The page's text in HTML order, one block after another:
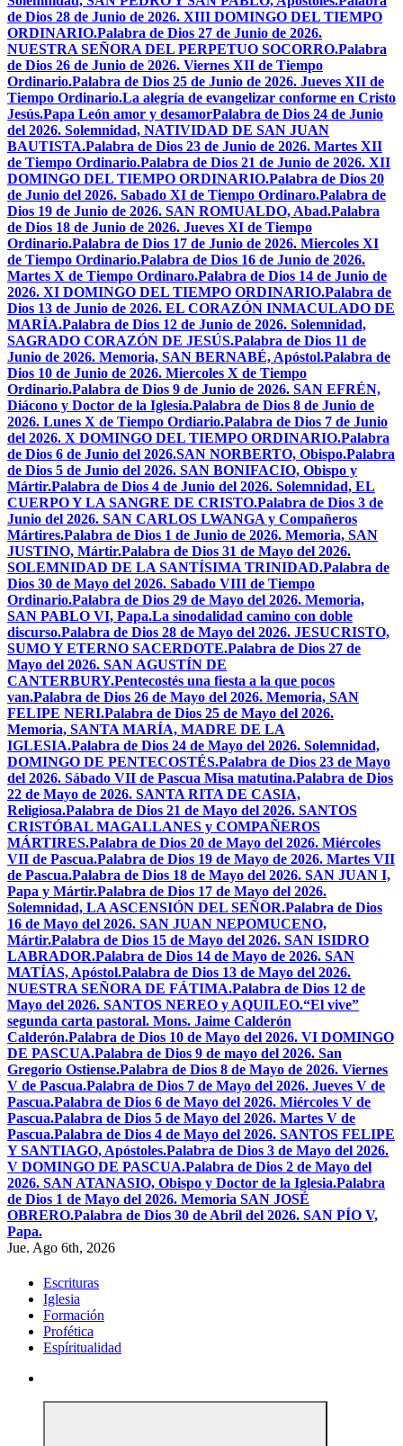
de Dios 28 de Junio de 2026. XIII DOMINGO DEL TIEMPO
ORDINARIO.Palabra de Dios 27 de Junio de 2026.
NUESTRA SEÑORA DEL PERPETUO SOCORRO.Palabra
de Dios 26 de Junio de 2026. Viernes XII de Tiempo
Ordinario.Palabra de Dios 25 de Junio de 2026. Jueves XII de
Tiempo Ordinario.La alegría de evangelizar conforme en Cristo
Jesús.Papa León amor y desamorPalabra de Dios 24 de Junio
del 2026. Solemnidad, NATIVIDAD DE SAN JUAN
BAUTISTA.Palabra de Dios 23 de Junio de 2026. Martes XII
de Tiempo Ordinario.Palabra de Dios 21 de Junio de 2026. XII
DOMINGO DEL TIEMPO ORDINARIO.Palabra de Dios 20
de Junio del 2026. Sabado XI de Tiempo Ordinaro.Palabra de
Dios 19 de Junio de 2026. SAN ROMUALDO, Abad.Palabra
de Dios 18 de Junio de 2026. Jueves XI de Tiempo
Ordinario.Palabra de Dios 17 de Junio de 2026. Miercoles XI
de Tiempo Ordinario.Palabra de Dios 16 de Junio de 2026.
Martes X de Tiempo Ordinaro.Palabra de Dios 14 de Junio de
2026. XI DOMINGO DEL TIEMPO ORDINARIO.Palabra de
Dios 13 de Junio de 2026. EL CORAZÓN INMACULADO DE
MARÍA.Palabra de Dios 12 de Junio de 2026. Solemnidad,
SAGRADO CORAZÓN DE JESÚS.Palabra de Dios 11 de
Junio de 2026. Memoria, SAN BERNABÉ, Apóstol.Palabra de
Dios 10 de Junio de 2026. Miercoles X de Tiempo
Ordinario.Palabra de Dios 9 de Junio de 2026. SAN EFRÉN,
Diácono y Doctor de la Iglesia.Palabra de Dios 8 de Junio de
2026. Lunes X de Tiempo Ordiario.Palabra de Dios 7 de Junio
del 2026. X DOMINGO DEL TIEMPO ORDINARIO.Palabra
de Dios 6 de Junio del 2026.SAN NORBERTO, Obispo.Palabra
de Dios 5 de Junio del 2026. SAN BONIFACIO, Obispo y
Mártir.Palabra de Dios 4 de Junio del 2026. Solemnidad, EL
CUERPO Y LA SANGRE DE CRISTO.Palabra de Dios 3 de
Junio del 2026. SAN CARLOS LWANGA y Compañeros
Mártires.Palabra de Dios 1 de Junio de 2026. Memoria, SAN
JUSTINO, Mártir.Palabra de Dios 31 de Mayo del 2026.
SOLEMNIDAD DE LA SANTÍSIMA TRINIDAD.Palabra de
Dios 30 de Mayo del 2026. Sabado VIII de Tiempo
Ordinario.Palabra de Dios 29 de Mayo del 2026. Memoria,
SAN PABLO VI, Papa.La sinodalidad camino con doble
discurso.Palabra de Dios 28 de Mayo del 2026. JESUCRISTO,
SUMO Y ETERNO SACERDOTE.Palabra de Dios 27 de
Mayo del 2026. SAN AGUSTÍN DE
CANTERBURY.Pentecostés una fiesta a la que pocos
van.Palabra de Dios 26 de Mayo del 2026. Memoria, SAN
FELIPE NERI.Palabra de Dios 25 de Mayo del 2026.
Memoria, SANTA MARÍA, MADRE DE LA
IGLESIA.Palabra de Dios 24 de Mayo del 2026. Solemnidad,
DOMINGO DE PENTECOSTÉS.Palabra de Dios 23 de Mayo
del 2026. Sábado VII de Pascua Misa matutina.Palabra de Dios
22 de Mayo de 2026. SANTA RITA DE CASIA,
Religiosa.Palabra de Dios 21 de Mayo del 2026. SANTOS
CRISTÓBAL MAGALLANES y COMPAÑEROS
MÁRTIRES.Palabra de Dios 20 de Mayo del 2026. Miércoles
VII de Pascua.Palabra de Dios 19 de Mayo de 2026. Martes VII
de Pascua.Palabra de Dios 18 de Mayo del 2026. SAN JUAN I,
Papa y Mártir.Palabra de Dios 17 de Mayo del 2026.
Solemnidad, LA ASCENSIÓN DEL SEÑOR.Palabra de Dios
16 de Mayo del 2026. SAN JUAN NEPOMUCENO,
Mártir.Palabra de Dios 15 de Mayo del 2026. SAN ISIDRO
LABRADOR.Palabra de Dios 14 de Mayo de 2026. SAN
MATÍAS, Apóstol.Palabra de Dios 13 de Mayo del 2026.
NUESTRA SEÑORA DE FÁTIMA.Palabra de Dios 12 de
Mayo del 2026. SANTOS NEREO y AQUILEO.“El vive”
segunda carta pastoral. Mons. Jaime Calderón
Calderón.Palabra de Dios 10 de Mayo del 2026. VI DOMINGO
DE PASCUA.Palabra de Dios 9 de mayo del 2026. San
Gregorio Ostiense.Palabra de Dios 8 de Mayo de 2026. Viernes
V de Pascua.Palabra de Dios 7 de Mayo del 2026. Jueves V de
Pascua.Palabra de Dios 6 de Mayo del 2026. Miércoles V de
Pascua.Palabra de Dios 5 de Mayo del 2026. Martes V de
Pascua.Palabra de Dios 4 de Mayo del 2026. SANTOS FELIPE
Y SANTIAGO, Apóstoles.Palabra de Dios 3 de Mayo del 2026.
V DOMINGO DE PASCUA.Palabra de Dios 2 de Mayo del
2026. SAN ATANASIO, Obispo y Doctor de la Iglesia.Palabra
de Dios 1 de Mayo del 2026. Memoria SAN JOSÉ
OBRERO.Palabra de Dios 30 de Abril del 2026. SAN PÍO V,
Papa.
Jue. Ago 6th, 2026
Escrituras
Iglesia
Formación
Profética
Espíritualidad